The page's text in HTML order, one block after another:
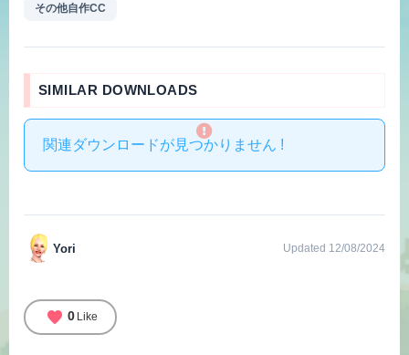
その他自作CC
SIMILAR DOWNLOADS
関連ダウンロードが見つかりません !
Yori Updated 12/08/2024
favorite 0 Like